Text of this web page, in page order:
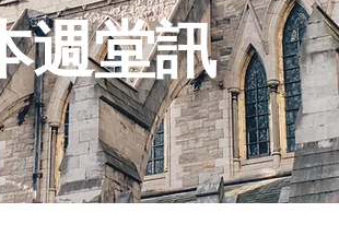
週堂訊